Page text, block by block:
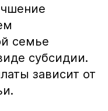
семье
субсидии.
зависит от